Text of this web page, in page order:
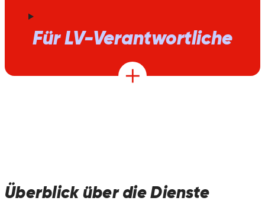
Für LV-Verantwortliche
Überblick über die Dienste